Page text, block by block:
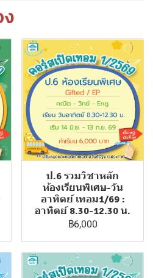
ป.6 รวมวิชาหลัก
ห้องเรียนพิเศษ-วัน
อาทิตย์ เทอม1/69 :
อาทิตย์ 8.30-12.30 น.
฿6,000